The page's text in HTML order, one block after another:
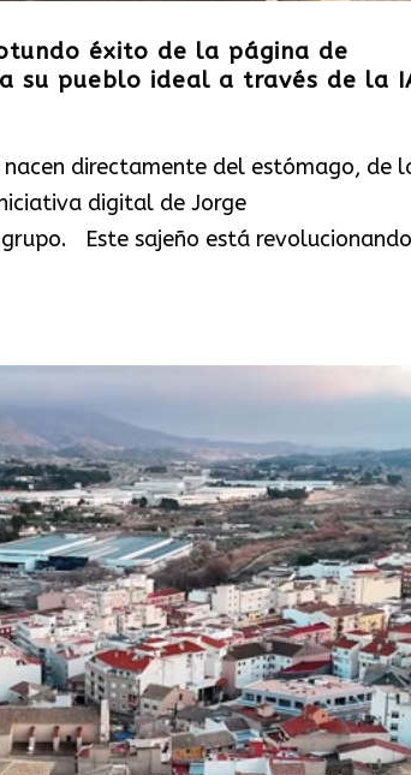
éxito de la página de
su pueblo ideal a través de la
directamente del estómago, de
digital de Jorge
Este sajeño está revolucionando